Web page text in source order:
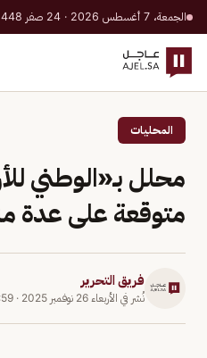
الجمعة، 7 أغسطس 2026 · 24 صفر 1448 هـ
المحليات
محلل بـ«الوطني
متوقعة على عدة
فريق التحرير
نُشر في الأربعاء 26 نوفمبر 2025 ·